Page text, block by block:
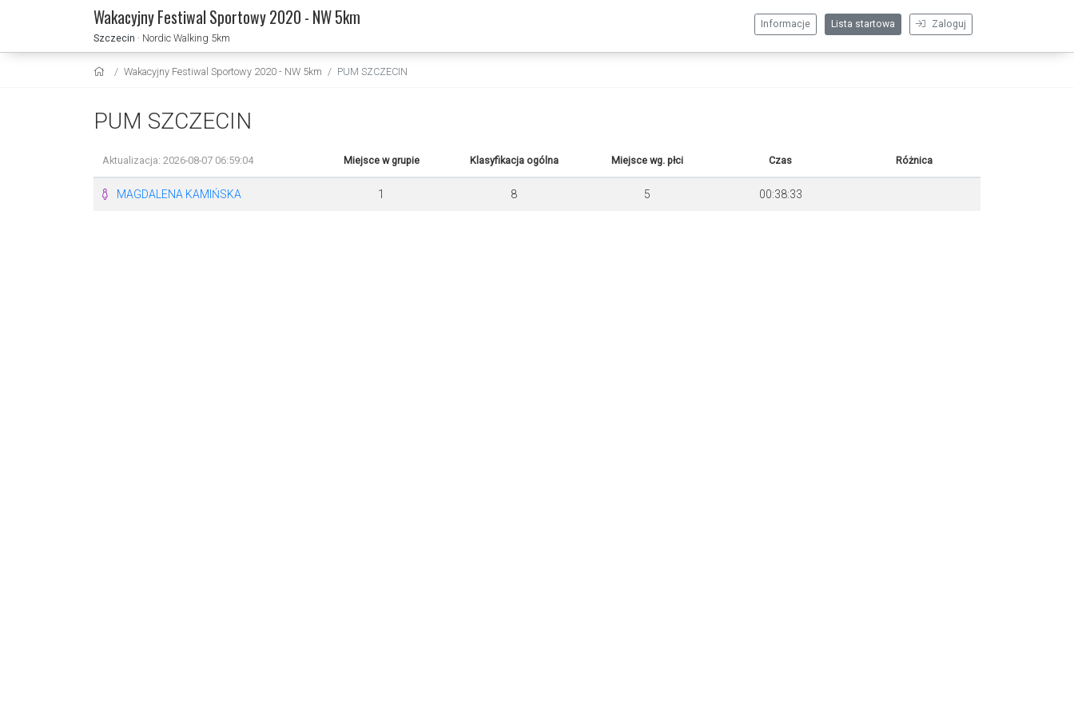
Wakacyjny Festiwal Sportowy 2020 - NW 5km
Szczecin · Nordic Walking 5km
Zaloguj
Lista startowa
Informacje
Wakacyjny Festiwal Sportowy 2020 - NW 5km PUM SZCZECIN
PUM SZCZECIN
Aktualizacja: 2026-08-07 06:59:04 Miejsce w grupie Klasyfikacja ogólna Miejsce wg. płci Czas Różnica
MAGDALENA KAMIŃSKA 1 8 5 00:38:33